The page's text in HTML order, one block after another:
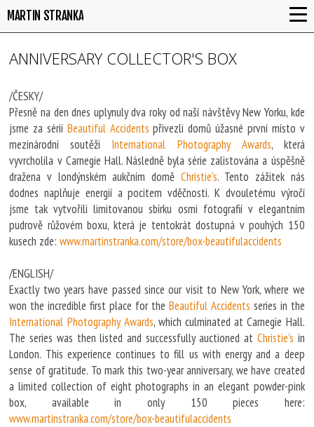
MARTIN STRANKA
ANNIVERSARY COLLECTOR'S BOX
/ČESKY/
Přesně na den dnes uplynuly dva roky od naší návštěvy New Yorku, kde
jsme za sérii Beautiful Accidents přivezli domů úžasné první místo v
mezinárodní soutěži International Photography Awards, která
vyvrcholila v Carnegie Hall. Následně byla série zalistována a úspěšně
dražena v londýnském aukčním domě Christie's. Tento zážitek nás
dodnes naplňuje energií a pocitem vděčnosti. K dvouletému výročí
jsme tak vytvořili limitovanou sbírku osmi fotografií v elegantním
pudrově růžovém boxu, která je tentokrát dostupná v pouhých 150
kusech zde:www.martinstranka.com/store/box-beautifulaccidents
/ENGLISH/
Exactly two years have passed since our visit to New York, where we
won the incredible first place for the Beautiful Accidents series in the
International Photography Awards, which culminated at Carnegie Hall.
The series was then listed and successfully auctioned at Christie's in
London. This experience continues to fill us with energy and a deep
sense of gratitude. To mark this two-year anniversary, we have created
a limited collection of eight photographs in an elegant powder-pink
box, available in only 150 pieces here:
www.martinstranka.com/store/box-beautifulaccidents